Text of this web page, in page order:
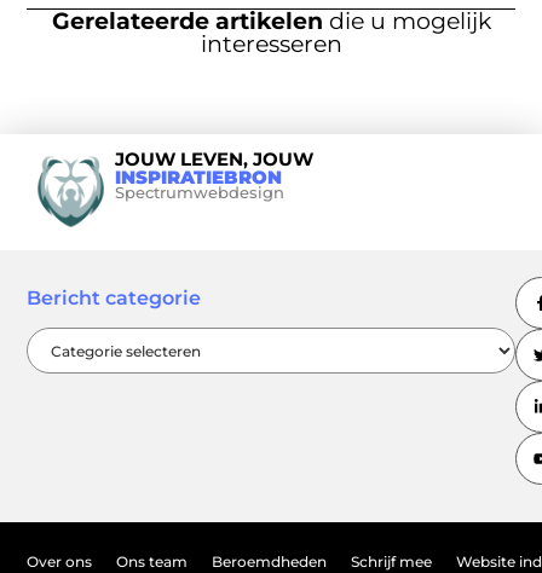
Gerelateerde artikelen die u mogelijk
interesseren
JOUW LEVEN, JOUW
INSPIRATIEBRON
Spectrumwebdesign
Bericht categorie
Over ons Ons team Beroemdheden Schrijf mee Website